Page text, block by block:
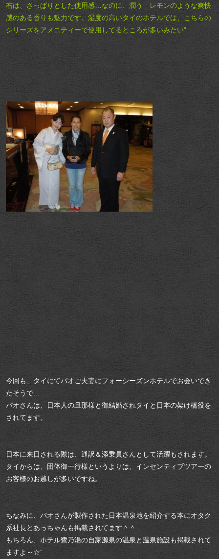
右は、さっぱりとした使用感…なのに、潤う レモンのような爽快
感のある香りも魅力です。 湿度の高いタイのホテルでは、こちらの
シリーズをアメニティーで使用してるところが多いみたい”
今回も、タイにてパオご夫妻にフォーシーズンホテルでお会いでき
たそうで…
パオさんは、日本人の旦那様と御結婚されタイと日本の架け橋役を
されてます。
日本に来日される際は、通訳＆添乗員さんとして活躍もされます。
タイからは、団体御一行様というよりは、インセンティブツアーの
お客様のお越しが多いですね。
ちなみに、パオさんが製作された日本温泉地を紹介する本にオタク
系社長とあっちゃんも掲載されてます＾＾
もちろん、ホテル鷺乃湯の自家源泉の温泉と温泉施設も掲載されて
ますよ～☆”